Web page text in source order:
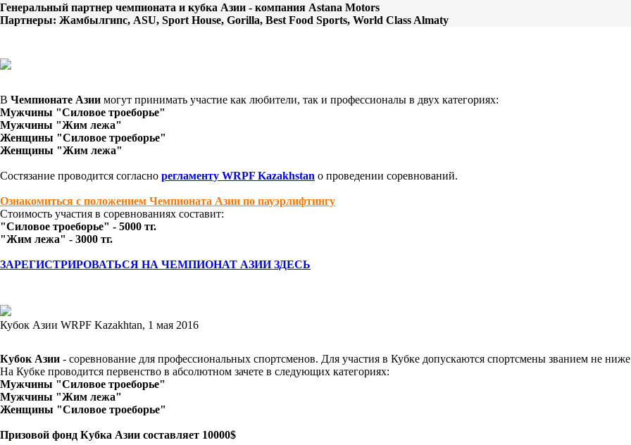
Генеральный партнер чемпионата и кубка Азии - компания Astana Motors
Партнеры: Жамбылгипс, ASU, Sport House, Gorilla, Best Food Sports, World Class Almaty
В Чемпионате Азии могут принимать участие как любители, так и профессионалы в двух категориях:
Мужчины "Силовое троеборье"
Мужчины "Жим лежа"
Женщины "Силовое троеборье"
Женщины "Жим лежа"
Состязание проводится согласно регламенту WRPF Kazakhstan о проведении соревнований.
Ознакомиться с положением Чемпионата Азии по пауэрлифтингу
Стоимость участия в соревнованиях составит:
"Силовое троеборье" - 5000 тг.
"Жим лежа" - 3000 тг.
ЗАРЕГИСТРИРОВАТЬСЯ НА ЧЕМПИОНАТ АЗИИ ЗДЕСЬ
Кубок Азии WRPF Kazakhtan, 1 мая 2016
Кубок Азии - соревнование для профессиональных спортсменов. Для участия в Кубке допускаются спортсмены званием не
На Кубке проводится первенство в абсолютном зачете в следующих категориях:
Мужчины "Силовое троеборье"
Мужчины "Жим лежа"
Женщины "Силовое троеборье"
Призовой фонд Кубка Азии составляет 10000$